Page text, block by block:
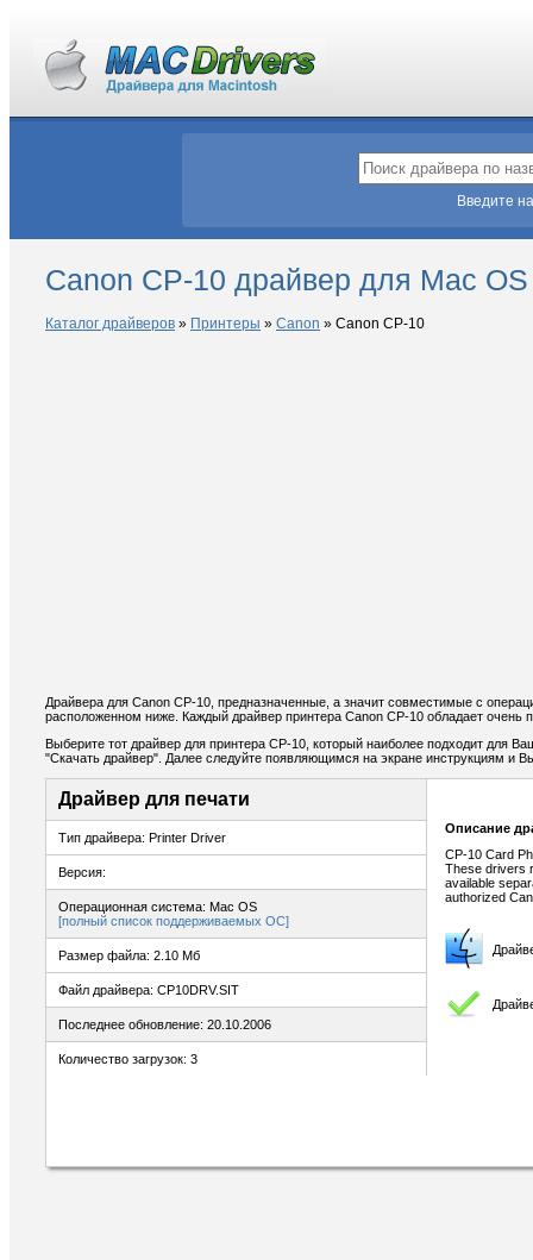
Введите
Canon CP-10 драйвер для Mac
Каталог драйверов » Принтеры » Canon » Canon CP-10
Драйвера для Canon CP-10, предназначенные, а значит совместимые с
расположенном ниже. Каждый драйвер принтера Canon CP-10 обладает очень
Выберите тот драйвер для принтера CP-10, который наиболее подходит для
"Скачать драйвер". Далее следуйте появляющимся на экране инструкциям и
Драйвер для печати
Тип драйвера: Printer Driver
Версия:
Операционная система: Mac OS
[полный список поддерживаемых ОС]
Размер файла: 2.10 Мб
Файл драйвера: CP10DRV.SIT
Последнее обновление: 20.10.2006
Количество загрузок: 3
Описание
CP-10 Card
These drivers
available
authorized